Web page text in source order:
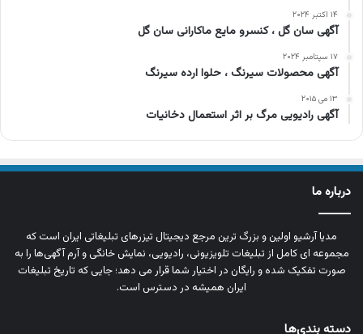
۱۴ اکتبر ۲۰۲۴
آگهی سان گل ، کنسرو مایع ماکارانی سان گل
۱۷ سپتامبر ۲۰۲۴
آگهی محصولات سیرنگ ، حلوا ارده سیرنگ
۱۳ می ۲۰۱۵
آگهی رادیویی مرگ بر اثر استعمال دخانیات
درباره ما
مدیا آرشیو اولین و بزرگ‌ ترین مرجع دیجیتال تیزرهای تبلیغاتی ایران است که
مجموعه‌ ای کامل از تبلیغات تلویزیونی، رادیویی، نمایش خانگی و آرم‌ آگهی‌ها را به‌
صورت تفکیک‌ شده و رایگان در اختیار شما قرار می‌ دهد؛ جایی که تاریخ تبلیغات
ایران همیشه در دسترس است.
دسته بندی‌ها